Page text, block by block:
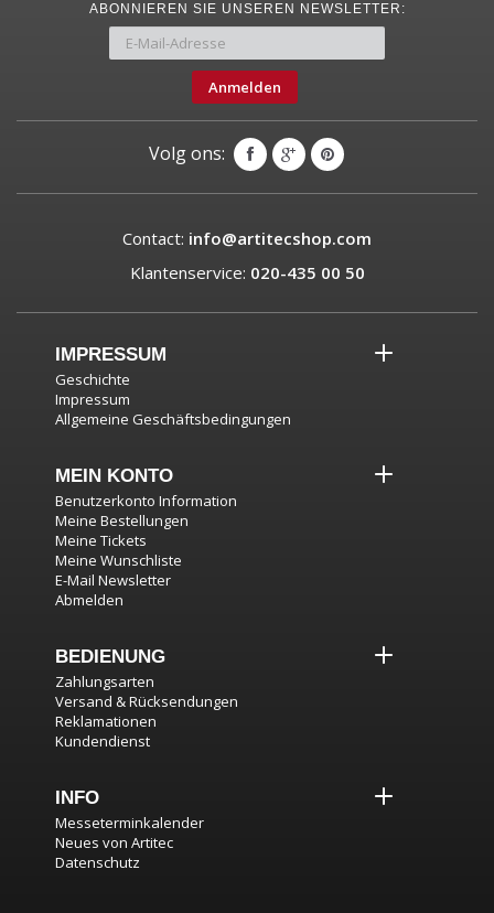
ABONNIEREN SIE UNSEREN NEWSLETTER:
Anmelden
Volg ons:
Contact: info@artitecshop.com
Klantenservice: 020-435 00 50
IMPRESSUM
Geschichte
Impressum
Allgemeine Geschäftsbedingungen
MEIN KONTO
Benutzerkonto Information
Meine Bestellungen
Meine Tickets
Meine Wunschliste
E-Mail Newsletter
Abmelden
BEDIENUNG
Zahlungsarten
Versand & Rücksendungen
Reklamationen
Kundendienst
INFO
Messeterminkalender
Neues von Artitec
Datenschutz